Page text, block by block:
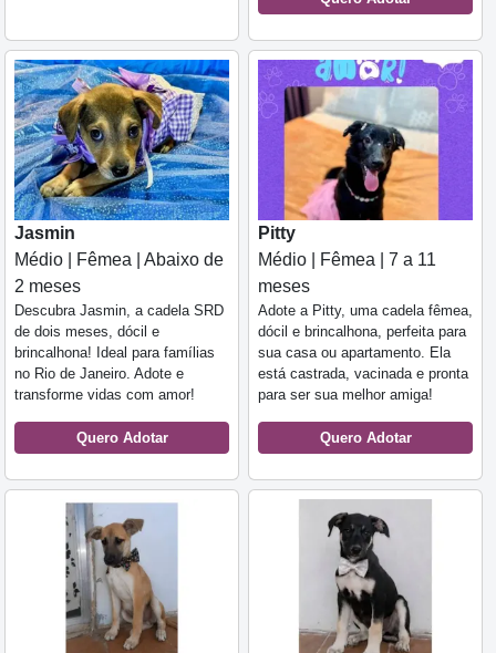
Jasmin
Médio | Fêmea | Abaixo de
2 meses
Descubra Jasmin, a cadela SRD
de dois meses, dócil e
brincalhona! Ideal para famílias
no Rio de Janeiro. Adote e
transforme vidas com amor!
Quero Adotar
Pitty
Médio | Fêmea | 7 a 11
meses
Adote a Pitty, uma cadela fêmea,
dócil e brincalhona, perfeita para
sua casa ou apartamento. Ela
está castrada, vacinada e pronta
para ser sua melhor amiga!
Quero Adotar